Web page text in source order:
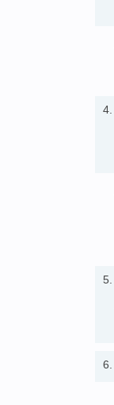
4.
5.
6.